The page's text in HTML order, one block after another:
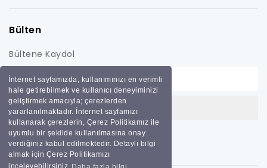
İnternet sayfamızda, kullanımınızı en verimli
hale getirebilmek ve kullanıcı deneyiminizi
geliştirmek amacıyla; çerezlerden
yararlanılmaktadır. İnternet sayfamızı
kullanarak çerezlerin, Çerez Politikamız ile
uyumlu bir şekilde kullanılmasına onay
verdiğiniz kabul edilmektedir. Detaylı bilgi
almak için Çerez Politikamızı
Bülten
Bültene Kaydol